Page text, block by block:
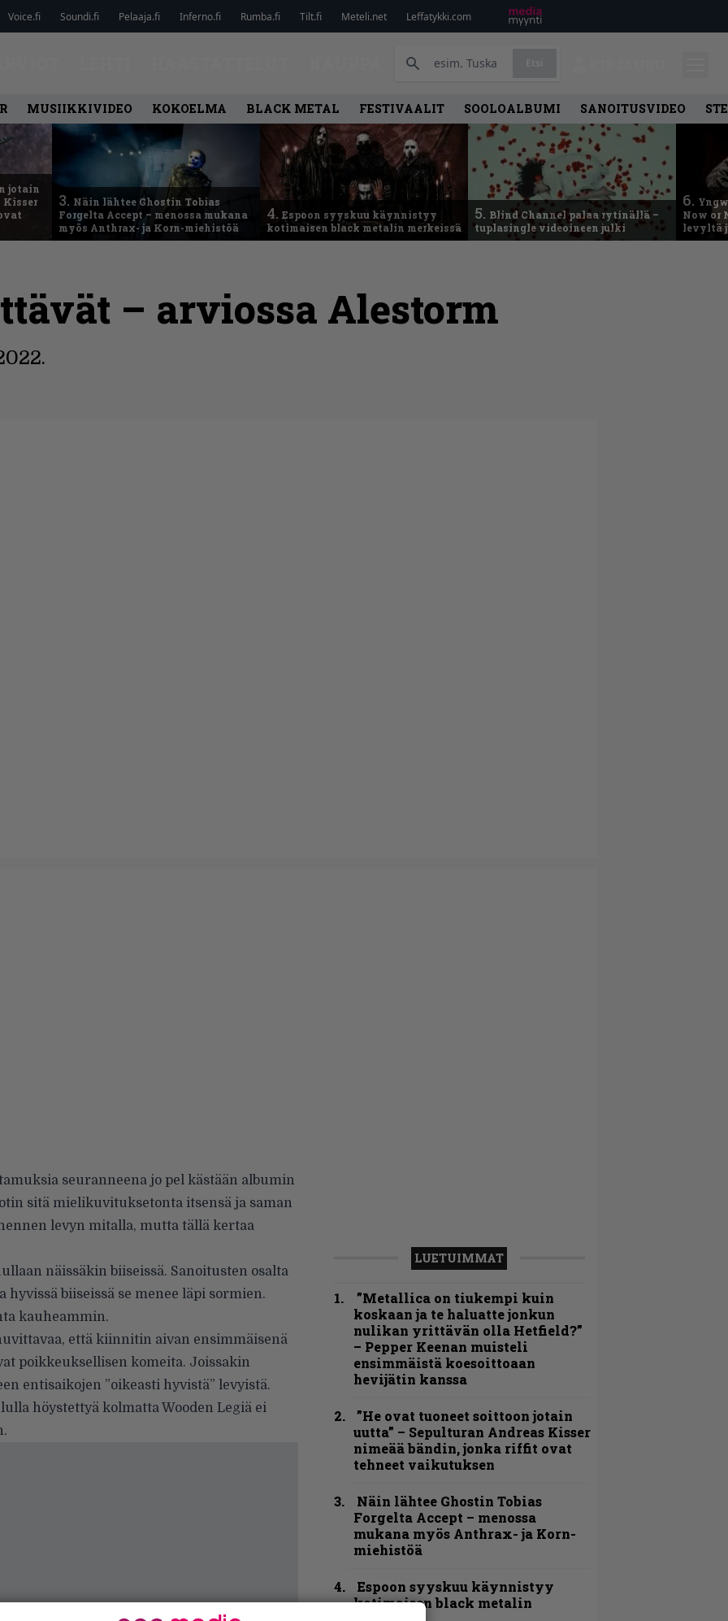
Voice.fi Soundi.fi Pelaaja.fi Inferno.fi Rumba.fi Tilt.fi Meteli.net Leffatykki.com
MUSIIKKIVIDEO KOKOELMA BLACK METAL FESTIVAALIT SOOLOALBUMI SANOITUSVIDEO
jotain
Kisser
3. Näin lähtee Ghostin Tobias
Forgelta Accept – menossa mukana
myös Anthrax- ja Korn-miehistöä
4. Espoon syyskuu käynnistyy
kotimaisen black metalin merkeissä
5. Blind Channel palaa rytinällä –
tuplasingle videoineen julki
6.
Now or
levyltä
– arviossa Alestorm
seuranneena jo pel kästään albumin
sitä mielikuvituksetonta itsensä ja saman
levyn mitalla, mutta tällä kertaa
näissäkin biiseissä. Sanoitusten osalta
biiseissä se menee läpi sormien.
kauheammin.
että kiinnitin aivan ensimmäisenä
poikkeuksellisen komeita. Joissakin
entisaikojen ”oikeasti hyvistä” levyistä.
höystettyä kolmatta Wooden Legiä ei
LUETUIMMAT
”Metallica on tiukempi kuin
koskaan ja te haluatte jonkun
nulikan yrittävän olla Hetfield?”
– Pepper Keenan muisteli
ensimmäistä koesoittoaan
hevijätin kanssa
”He ovat tuoneet soittoon jotain
uutta” – Sepulturan Andreas Kisser
nimeää bändin, jonka riffit ovat
tehneet vaikutuksen
Näin lähtee Ghostin Tobias
Forgelta Accept – menossa
mukana myös Anthrax- ja Korn-
miehistöä
Espoon syyskuu käynnistyy
kotimaisen black metalin